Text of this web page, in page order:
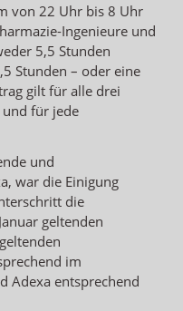
von 22 Uhr bis 8 Uhr
Ingenieure und
5,5 Stunden
Stunden – oder eine
gilt für alle drei
für jede
und
war die Einigung
die
geltenden
im
Adexa entsprechend